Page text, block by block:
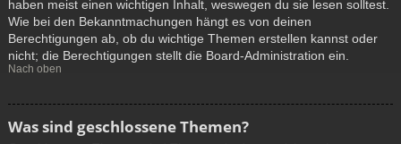
haben meist einen wichtigen Inhalt, weswegen du sie lesen solltest.
Wie bei den Bekanntmachungen hängt es von deinen
Berechtigungen ab, ob du wichtige Themen erstellen kannst oder
nicht; die Berechtigungen stellt die Board-Administration ein.
Nach oben
Was sind geschlossene Themen?